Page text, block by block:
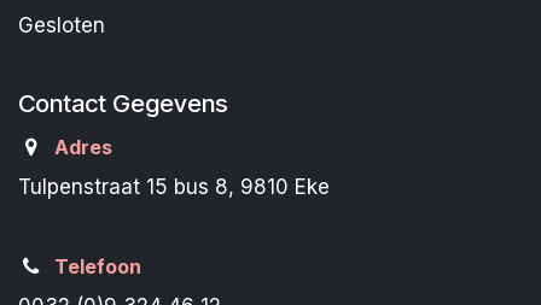
Gesloten
Contact Gegevens
Adres
Tulpenstraat 15 bus 8, 9810 Eke
Telefoon